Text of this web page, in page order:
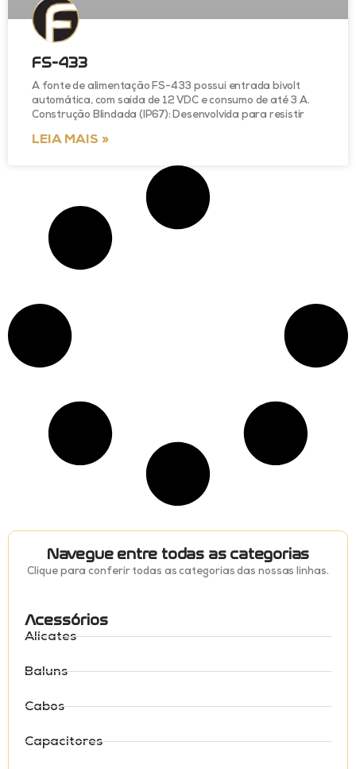
Navegue entre todas as categorias
Clique para conferir todas as categorias das nossas linhas.
Acessórios
Alicates
Baluns
Cabos
Capacitores
FS-433
A fonte de alimentação FS-433 possui entrada bivolt
automática, com saída de 12 VDC e consumo de até 3 A.
Construção Blindada (IP67): Desenvolvida para resistir
LEIA MAIS »